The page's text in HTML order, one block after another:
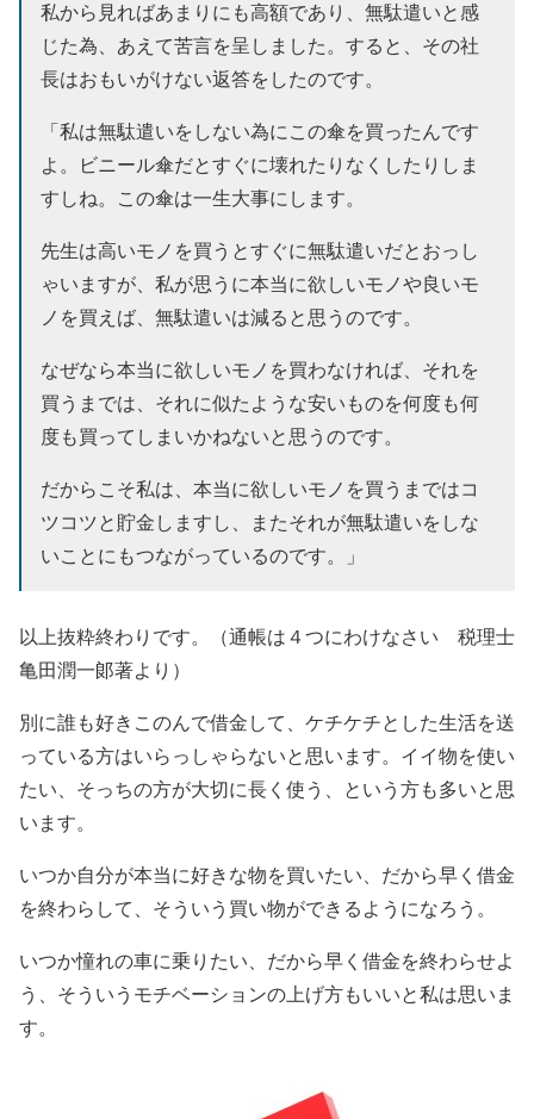
私から見ればあまりにも高額であり、無駄遣いと感
じた為、あえて苦言を呈しました。すると、その社
長はおもいがけない返答をしたのです。
「私は無駄遣いをしない為にこの傘を買ったんです
よ。ビニール傘だとすぐに壊れたりなくしたりしま
すしね。この傘は一生大事にします。
先生は高いモノを買うとすぐに無駄遣いだとおっし
ゃいますが、私が思うに本当に欲しいモノや良いモ
ノを買えば、無駄遣いは減ると思うのです。
なぜなら本当に欲しいモノを買わなければ、それを
買うまでは、それに似たような安いものを何度も何
度も買ってしまいかねないと思うのです。
だからこそ私は、本当に欲しいモノを買うまではコ
ツコツと貯金しますし、またそれが無駄遣いをしな
いことにもつながっているのです。」
以上抜粋終わりです。（通帳は４つにわけなさい 税理士
亀田潤一郞著より）
別に誰も好きこのんで借金して、ケチケチとした生活を送
っている方はいらっしゃらないと思います。イイ物を使い
たい、そっちの方が大切に長く使う、という方も多いと思
います。
いつか自分が本当に好きな物を買いたい、だから早く借金
を終わらして、そういう買い物ができるようになろう。
いつか憧れの車に乗りたい、だから早く借金を終わらせよ
う、そういうモチベーションの上げ方もいいと私は思いま
す。